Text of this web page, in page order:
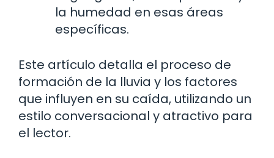
la humedad en esas áreas
específicas.
Este artículo detalla el proceso de
formación de la lluvia y los factores
que influyen en su caída, utilizando un
estilo conversacional y atractivo para
el lector.